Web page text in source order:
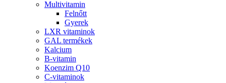
Multivitamin
Felnőtt
Gyerek
LXR vitaminok
GAL termékek
Kalcium
B-vitamin
Koenzim Q10
C-vitaminok